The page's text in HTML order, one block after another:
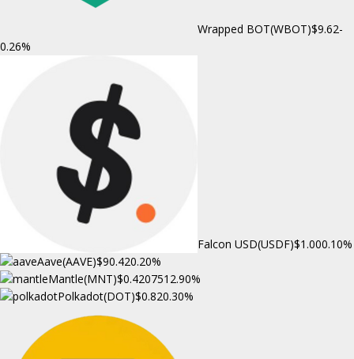
Wrapped BOT(WBOT)$9.62-
0.26%
Falcon USD(USDF)$1.000.10%
Aave(AAVE)$90.420.20%
Mantle(MNT)$0.420751 2.90%
Polkadot(DOT)$0.820.30%